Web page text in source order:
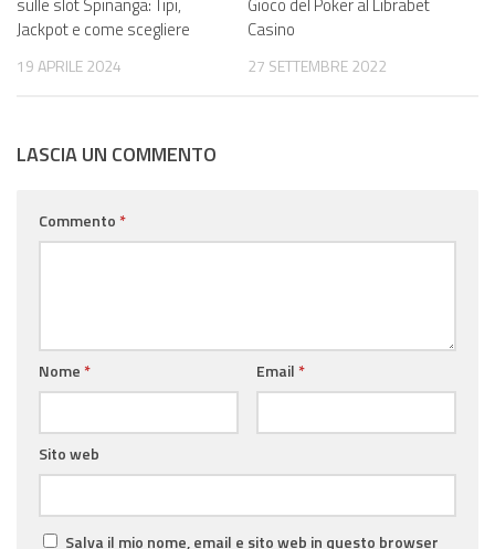
sulle slot Spinanga: Tipi,
Jackpot e come scegliere
19 APRILE 2024
Gioco del Poker al Librabet
Casino
27 SETTEMBRE 2022
LASCIA UN COMMENTO
Commento *
Nome * Email *
Sito web
Salva il mio nome, email e sito web in questo browser